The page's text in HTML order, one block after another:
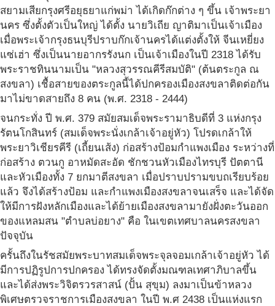
สยามเสียกรุงศรีอยุธยาแก่พม่า ได้เกิดก๊กต่าง ๆ ขึ้น เจ้าพระยา
นคร ซึ่งตั้งตัวเป็นใหญ่ ได้ตั้ง นายวิเถีย ญาติมาเป็นเจ้าเมือง
เมื่อพระเจ้ากรุงธนบุรีปราบก๊กเจ้านครได้แต่งตั้งให้ จีนเหยี่ยง
แซ่เฮ่า ซึ่งเป็นนายอากรรังนก เป็นเจ้าเมืองในปี 2318 ได้รับ
พระราชทินนามเป็น "หลวงสุวรรณคีรีสมบัติ" (ต้นตระกูล ณ
สงขลา) เชื้อสายของตระกูลนี้ได้ปกครองเมืองสงขลาติดต่อกัน
มาไม่ขาดสายถึง 8 คน (พ.ศ. 2318 - 2444)
จนกระทั่ง ปี พ.ศ. 379 สมัยสมเด็จพระรามาธิบดีที่ 3 แห่งกรุง
รัตนโกสินทร์ (สมเด็จพระนั่งเกล้าเจ้าอยู่หัว) โปรดเกล้าให้
พระยาวิเชียรคีรี (เถี้ยนเส้ง) ก่อสร้างป้อมกำแพงเมือง ระหว่างที่
ก่อสร้าง ตวนกู อาหมัดสะอัด ชักชวนหัวเมืองไทรบุรี ปัตตานี
และหัวเมืองทั้ง 7 ยกมาตีสงขลา เมื่อปราบปรามขบถเรียบร้อย
แล้ว จึงได้สร้างป้อม และกำแพงเมืองสงขลาจนเสร็จ และได้จัด
ให้มีการฝังหลักเมืองและได้ย้ายเมืองสงขลามายังฝั่งตะวันออก
ของแหลมสน "ตำบลบ่อยาง" คือ ในเขตเทศบาลนครสงขลา
ปัจจุบัน
ครั้นถึงในรัชสมัยพระบาทสมเด็จพระจุลจอมเกล้าเจ้าอยู่หัว ได้
มีการปฏิรูปการปกครอง ได้ทรงจัดตั้งมณฑลเทศาภิบาลขึ้น
และได้ส่งพระวิจิตรวรสาสน์ (ปั้น สุขุม) ลงมาเป็นข้าหลวง
พิเศษตรวจราชการเมืองสงขลา ในปี พ.ศ 2438 เป็นแห่งแรก